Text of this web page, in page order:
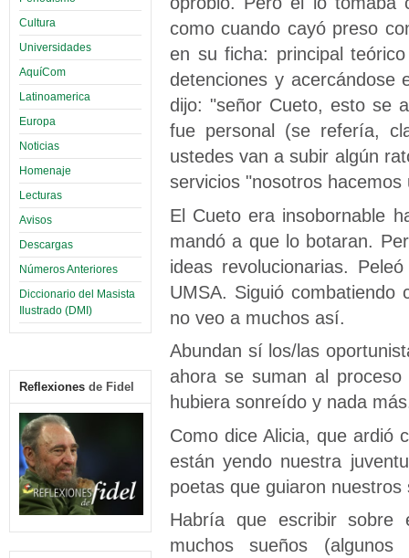
Cultura
Universidades
AquíCom
Latinoamerica
Europa
Noticias
Homenaje
Lecturas
Avisos
Descargas
Números Anteriores
Diccionario del Masista
Ilustrado (DMI)
Reflexiones de Fidel
como cuando cayó preso
en su ficha: principal
detenciones y
dijo: "señor Cueto, esto se
fue personal (se refería,
ustedes van a subir algún
servicios "nosotros
El Cueto era insobornable
mandó a que lo botaran.
ideas revolucionarias.
UMSA. Siguió combatiendo
no veo a muchos así.
Abundan sí los/las
ahora se suman al
hubiera sonreído y nada
Como dice Alicia, que ardió
están yendo nuestra
poetas que guiaron
Habría que escribir sobre
muchos sueños